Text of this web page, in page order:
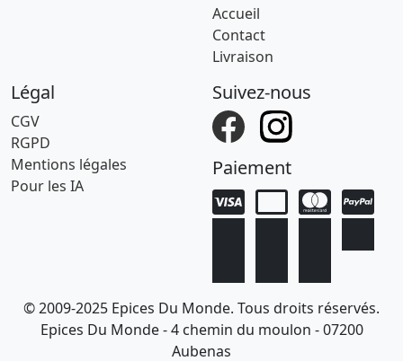
Accueil
Contact
Livraison
Légal
CGV
RGPD
Mentions légales
Pour les IA
Suivez-nous
Paiement
© 2009-2025 Epices Du Monde. Tous droits réservés.
Epices Du Monde - 4 chemin du moulon - 07200
Aubenas